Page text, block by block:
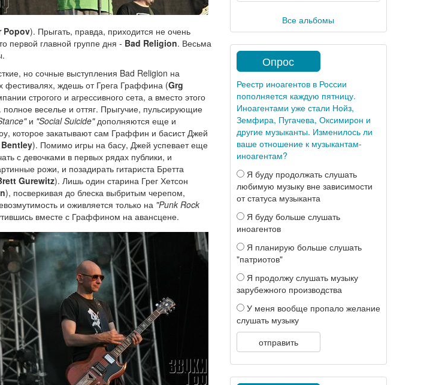
Popov). Прыгать, правда, приходится не очень
первой главной группе дня - Bad Religion. Весьма
но сочные выступления Bad Religion на
фестивалях, ждешь от Грега Граффина (Grg
строгого и агрессивного сета, а вместо этого
веселье и оттяг. Прыгучие, пульсирующие
и "Social Suicide"дополняются еще и
которое закатывают сам Граффин и басист Джей
). Помимо игры на басу, Джей успевает еще
с девочками в первых рядах публики, и
рожи, и позадирать гитариста Бретта
Gurewitz). Лишь один старина Грег Хетсон
), посверкивая до блеска выбритым черепом,
и оживляется только на "Punk Rock
вместе с Граффином на авансцене.
Все альбомы
Опрос
Реестр иноагентов в России
пополняется каждую пятницу.
Иноагентами уже стали Нойз,
Земфира, Пугачева, Оксимирон и
другие музыканты. Изменилось ли
ваше отношение к музыкантам-
иноагентам?
Я буду продолжать слушать
любимую музыку вне зависимости
от статуса музыканта
Я буду больше слушать
иноагентов
Я планирую больше слушать
"патриотов"
Я продолжу слушать музыку
зарубежного производства
У меня вообще пропало желание
слушать музыку
отправить